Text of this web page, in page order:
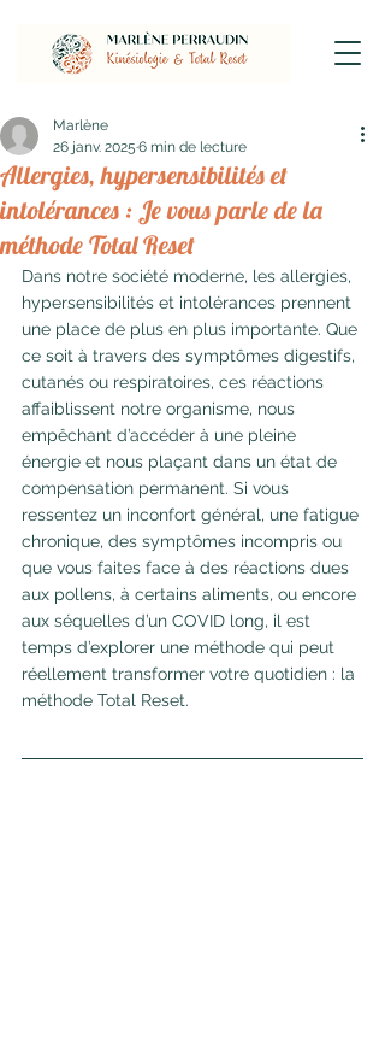
Allergies, hypersensibilités et
intolérances : Je vous parle de la
méthode Total Reset
Marlène
26 janv. 2025 6 min de lecture
Dans notre société moderne, les allergies,
hypersensibilités et intolérances prennent
une place de plus en plus importante. Que
ce soit à travers des symptômes digestifs,
cutanés ou respiratoires, ces réactions
affaiblissent notre organisme, nous
empêchant d’accéder à une pleine
énergie et nous plaçant dans un état de
compensation permanent. Si vous
ressentez un inconfort général, une fatigue
chronique, des symptômes incompris ou
que vous faites face à des réactions dues
aux pollens, à certains aliments, ou encore
aux séquelles d’un COVID long, il est
temps d’explorer une méthode qui peut
réellement transformer votre quotidien : la
méthode Total Reset.